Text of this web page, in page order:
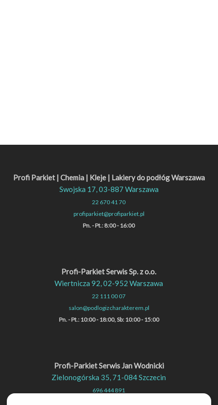
Profi Parkiet | Chemia | Kleje | Lakiery do podłóg Warszawa
Swojska 17, 03-887 Warszawa
22 670 41 70
profiparkiet@profiparkiet.pl
Pn. - Pt.: 8:00 - 16:00
Profi-Parkiet Serwis Sp. z o.o.
Wiertnicza 92, 02-952 Warszawa
22 111 00 07
salon@podlogizcharakterem.pl
Pn. - Pt.: 10:00 - 18:00, Sb: 10:00 - 15:00
Profi-Parkiet Serwis Jan Wodnicki
Zielonogórska 35, 71-084 Szczecin
696 444 891